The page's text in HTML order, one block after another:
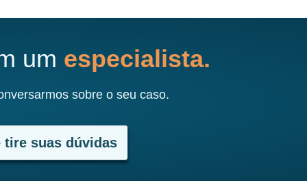
um especialista.
sobre o seu caso.
tire suas dúvidas